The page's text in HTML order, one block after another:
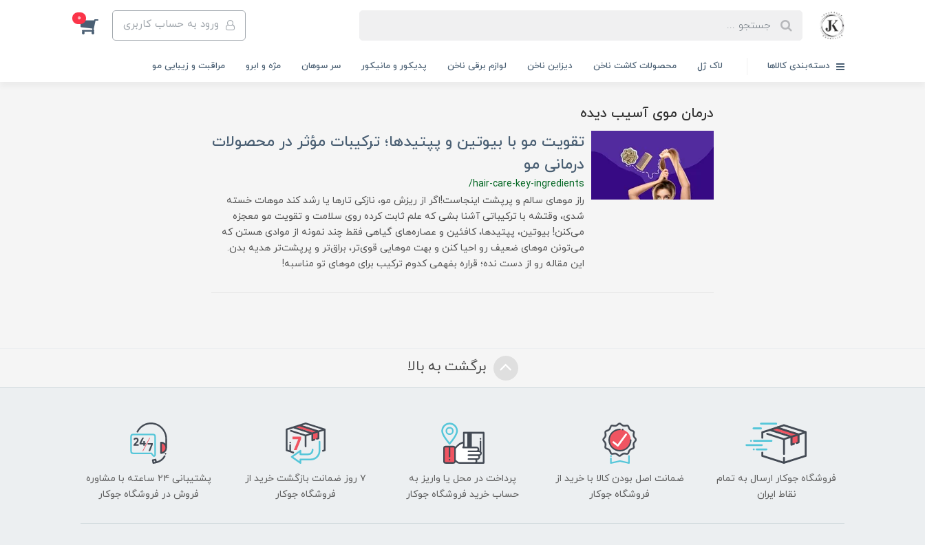
ورود به حساب کاربری 0
دسته‌بندی کالاها لاک ژل محصولات کاشت ناخن دیزاین ناخن لوازم برقی ناخن پدیکور و مانیکور سر سوهان مژه و ابرو مراقبت و زیبایی مو
درمان موی آسیب دیده
تقویت مو با بیوتین و پپتیدها؛ ترکیبات مؤثر در محصولات
درمانی مو
/hair-care-key-ingredients
راز موهای سالم و پرپشت اینجاست!اگر از ریزش مو، نازکی تارها یا رشد کند موهات خسته
شدی، وقتشه با ترکیباتی آشنا بشی که علم ثابت کرده روی سلامت و تقویت مو معجزه
می‌کنن! بیوتین، پپتیدها، کافئین و عصاره‌های گیاهی فقط چند نمونه از موادی هستن که
می‌تونن موهای ضعیف رو احیا کنن و بهت موهایی قوی‌تر، براق‌تر و پرپشت‌تر هدیه بدن.
این مقاله رو از دست نده؛ قراره بفهمی کدوم ترکیب برای موهای تو مناسبه!
برگشت به بالا
فروشگاه جوکار ارسال به تمام
نقاط ایران
ضمانت اصل بودن کالا با خرید از
فروشگاه جوکار
پرداخت در محل یا واریز به
حساب خرید فروشگاه جوکار
۷ روز ضمانت بازگشت خرید از
فروشگاه جوکار
پشتیبانی ۲۴ ساعته با مشاوره
فروش در فروشگاه جوکار